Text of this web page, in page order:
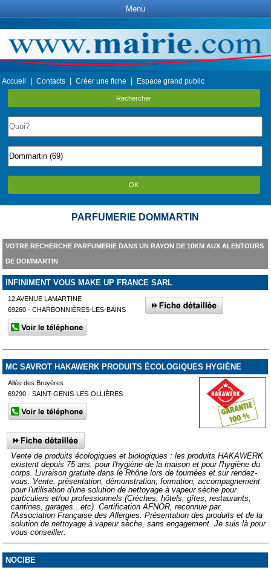
Menu
Accueil Contacts Créer une fiche Espace grand public
Rechercher
OK
PARFUMERIE DOMMARTIN
VOTRE RECHERCHE PARFUMERIE DANS UN RAYON DE 10KM AUX ALENTOURS
DE DOMMARTIN
INFINIMENT VOUS MAKE UP FRANCE SARL
12 AVENUE LAMARTINE
69260 - CHARBONNIÈRES-LES-BAINS
MC SAVROT HAKAWERK PRODUITS ÉCOLOGIQUES HYGIÈNE
Allée des Bruyères
69290 - SAINT-GENIS-LES-OLLIÈRES
Vente de produits écologiques et biologiques : les produits HAKAWERK
existent depuis 75 ans, pour l'hygiène de la maison et pour l'hygiène du
corps. Livraison gratuite dans le Rhône lors de tournées et sur rendez-
vous. Vente, présentation, démonstration, formation, accompagnement
pour l'utilisation d'une solution de nettoyage à vapeur sèche pour
particuliers et/ou professionnels (Crèches, hôtels, gîtes, restaurants,
cantines, garages...etc). Certification AFNOR, reconnue par
l'Association Française des Allergies. Présentation des produits et de la
solution de nettoyage à vapeur sèche, sans engagement. Je suis là pour
vous conseiller.
NOCIBE